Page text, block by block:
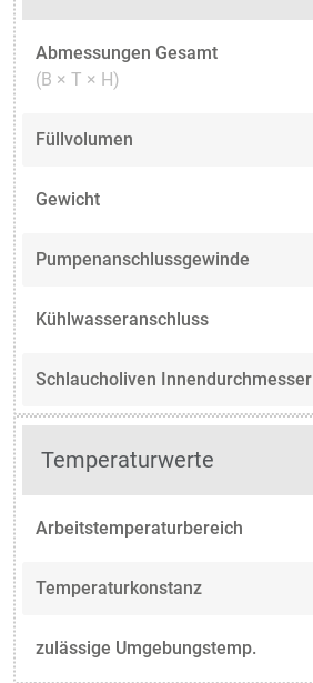
Abmessungen Gesamt
(B × T × H)
Füllvolumen
Gewicht
Pumpenanschlussgewinde
Kühlwasseranschluss
Schlaucholiven Innendurchmesser
Temperaturwerte
Arbeitstemperaturbereich
Temperaturkonstanz
zulässige Umgebungstemp.